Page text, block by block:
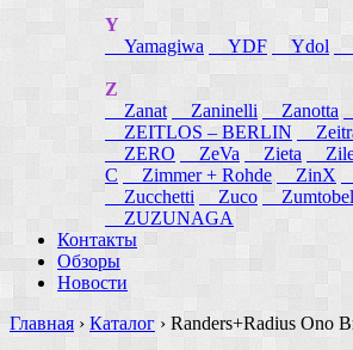
Y
Yamagiwa
YDF Ydol
Z
Zanat
Zaninelli Zanotta
ZEITLOS – BERLIN
ZERO
ZeVa Zieta
C
Zimmer + Rohde ZinX
Zucchetti
Zuco
ZUZUNAGA
Контакты
Обзоры
Новости
Главная › Каталог › Randers+Radius Ono